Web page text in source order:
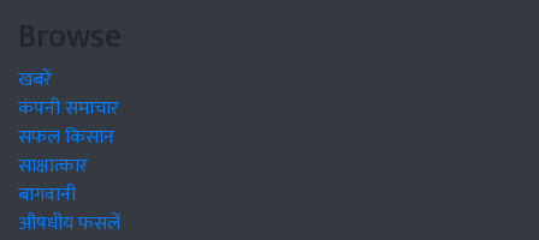
Browse
खबरें
कंपनी समाचार
सफल किसान
साक्षात्कार
बागवानी
औषधीय फसलें